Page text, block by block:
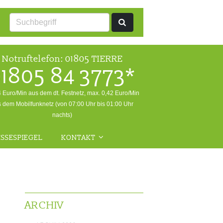
Notruftelefon: 01805 TIERRE
84 3773*
Euro/Min aus dem dt. Festnetz, max. 0,42 Euro/Min
dem Mobilfunknetz (von 07:00 Uhr bis 01:00 Uhr
nachts)
KONTAKT
ARCHIV